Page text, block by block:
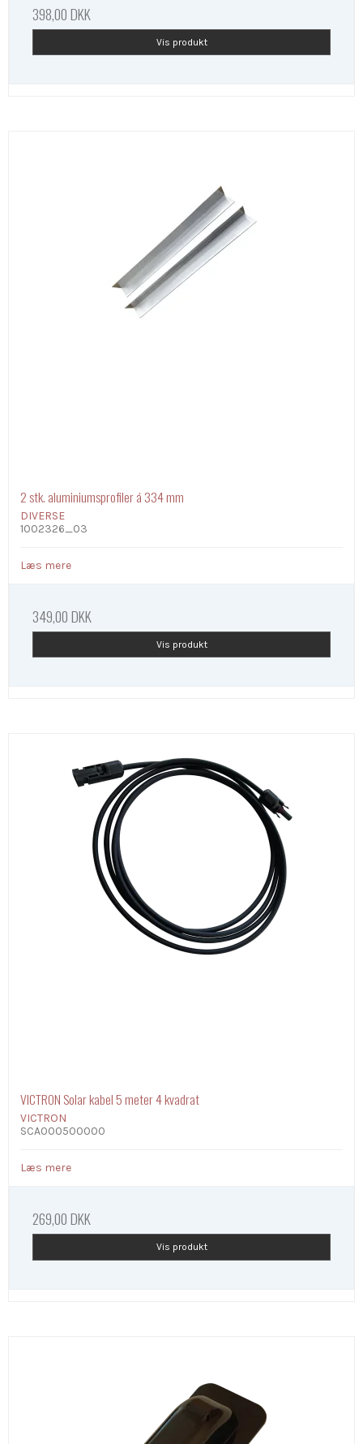
398,00 DKK
Vis produkt
2 stk. aluminiumsprofiler á 334 mm
DIVERSE
1002326_03
Læs mere
349,00 DKK
Vis produkt
VICTRON Solar kabel 5 meter 4 kvadrat
VICTRON
SCA000500000
Læs mere
269,00 DKK
Vis produkt